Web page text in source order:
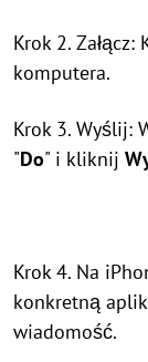
Krok 2.
komputera.
Krok 3. Wyślij:
"Do" i kliknij
Krok 4. Na
konkretną
wiadomość.